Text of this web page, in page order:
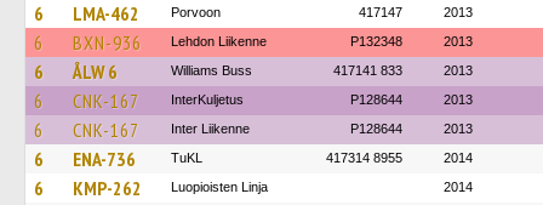
6 LMA-462 Porvoon 417147 2013
6 BXN-936 Lehdon Liikenne P132348 2013
6 ÅLW 6 Williams Buss 417141 833 2013
6 CNK-167 InterKuljetus P128644 2013
6 CNK-167 Inter Liikenne P128644 2013
6 ENA-736 TuKL 417314 8955 2014
6 KMP-262 Luopioisten Linja 2014